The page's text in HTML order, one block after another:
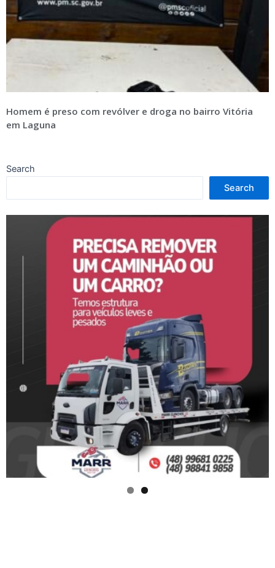
Homem é preso com revólver e droga no bairro Vitória
em Laguna
Search
Search